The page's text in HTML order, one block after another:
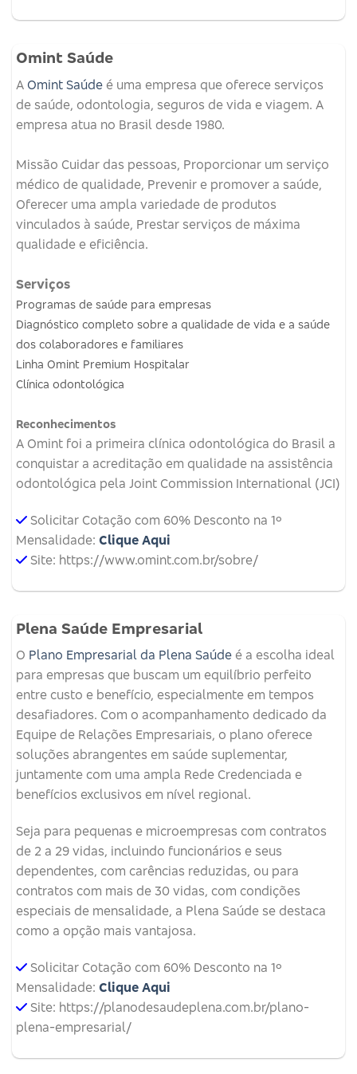
Omint Saúde
A Omint Saúde é uma empresa que oferece serviços
de saúde, odontologia, seguros de vida e viagem. A
empresa atua no Brasil desde 1980.
Missão Cuidar das pessoas, Proporcionar um serviço
médico de qualidade, Prevenir e promover a saúde,
Oferecer uma ampla variedade de produtos
vinculados à saúde, Prestar serviços de máxima
qualidade e eficiência.
Serviços
Programas de saúde para empresas
Diagnóstico completo sobre a qualidade de vida e a saúde
dos colaboradores e familiares
Linha Omint Premium Hospitalar
Clínica odontológica
Reconhecimentos
A Omint foi a primeira clínica odontológica do Brasil a
conquistar a acreditação em qualidade na assistência
odontológica pela Joint Commission International (JCI)
Solicitar Cotação com 60% Desconto na 1º
Mensalidade: Clique Aqui
Site: https://www.omint.com.br/sobre/
Plena Saúde Empresarial
O Plano Empresarial da Plena Saúde é a escolha ideal
para empresas que buscam um equilíbrio perfeito
entre custo e benefício, especialmente em tempos
desafiadores. Com o acompanhamento dedicado da
Equipe de Relações Empresariais, o plano oferece
soluções abrangentes em saúde suplementar,
juntamente com uma ampla Rede Credenciada e
benefícios exclusivos em nível regional.
Seja para pequenas e microempresas com contratos
de 2 a 29 vidas, incluindo funcionários e seus
dependentes, com carências reduzidas, ou para
contratos com mais de 30 vidas, com condições
especiais de mensalidade, a Plena Saúde se destaca
como a opção mais vantajosa.
Solicitar Cotação com 60% Desconto na 1º
Mensalidade: Clique Aqui
Site: https://planodesaudeplena.com.br/plano-
plena-empresarial/